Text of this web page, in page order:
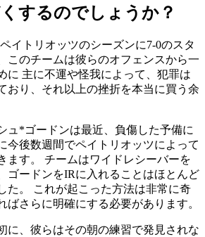
するのでしょうか？
イトリオッツのシーズンに7-0のスタ
このチームは彼らのオフェンスから一
に 主に不運や怪我によって、犯罪は
おり、それ以上の挫折を本当に買う余
ュ*ゴードンは最近、負傷した予備に
今後数週間でペイトリオッツによって
ます。 チームはワイドレシーバーを
ゴードンをIRに入れることはほとんど
た。 これが起こった方法は非常に奇
ばさらに明確にする必要があります。
に、彼らはその朝の練習で発見されな